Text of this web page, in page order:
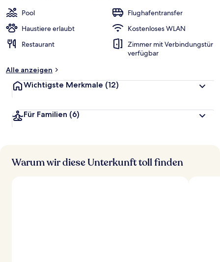
Pool
Flughafentransfer
Haustiere erlaubt
Kostenloses WLAN
Restaurant
Zimmer mit Verbindungstür
verfügbar
Alle anzeigen
Wichtigste Merkmale (12)
Für Familien (6)
Warum wir diese Unterkunft toll finden